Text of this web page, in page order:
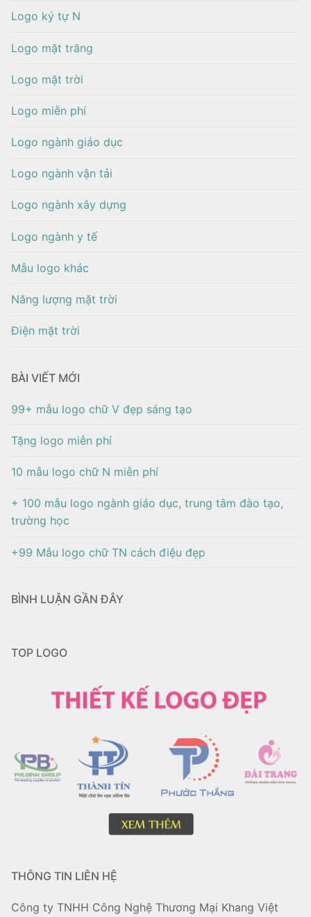
Logo ký tự N
Logo mặt trăng
Logo mặt trời
Logo miễn phí
Logo ngành giáo dục
Logo ngành vận tải
Logo ngành xây dựng
Logo ngành y tế
Mẫu logo khác
Năng lượng mặt trời
Điện mặt trời
BÀI VIẾT MỚI
99+ mẫu logo chữ V đẹp sáng tạo
Tặng logo miễn phí
10 mẫu logo chữ N miễn phí
+ 100 mẫu logo ngành giáo dục, trung tâm đào tạo,
trường học
+99 Mẫu logo chữ TN cách điệu đẹp
BÌNH LUẬN GẦN ĐÂY
TOP LOGO
THÔNG TIN LIÊN HỆ
Công ty TNHH Công Nghệ Thương Mại Khang Việt